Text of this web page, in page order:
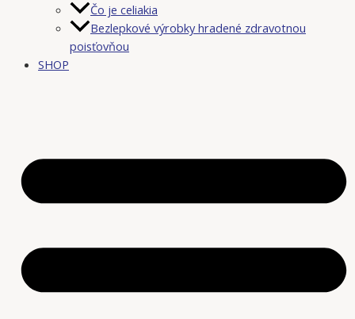
Čo je celiakia
Bezlepkové výrobky hradené zdravotnou
poisťovňou
SHOP